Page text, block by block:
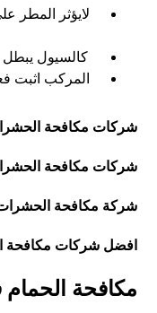
لايؤثر المطر
كالسيول
المركب اثبت
شركات مكافحة
شركات مكافحة
شركة مكافحة
افضل شركات مكافحة
مكافحة